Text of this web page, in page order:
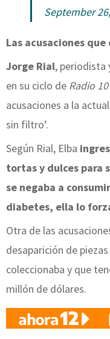
September
Las acusaciones
Jorge Rial, periodista
en su ciclo de Radio 10
acusaciones a la
sin filtro’.
Según Rial, Elba
tortas y dulces para
se negaba a
diabetes, ella lo
Otra de las
desaparición de
coleccionaba y que
millón de dólares.